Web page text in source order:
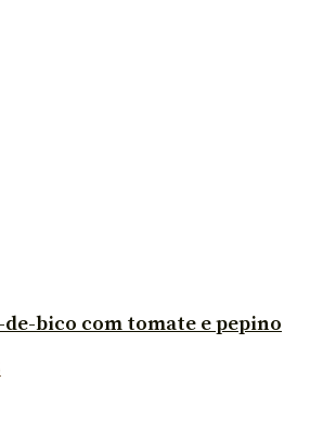
de-bico com tomate e pepino